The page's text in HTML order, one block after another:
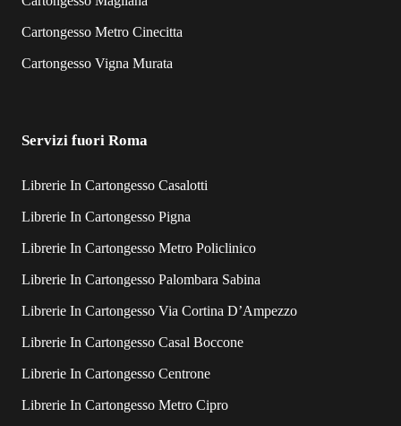
Cartongesso Metro Cinecitta
Cartongesso Vigna Murata
Servizi fuori Roma
Librerie In Cartongesso Casalotti
Librerie In Cartongesso Pigna
Librerie In Cartongesso Metro Policlinico
Librerie In Cartongesso Palombara Sabina
Librerie In Cartongesso Via Cortina D’Ampezzo
Librerie In Cartongesso Casal Boccone
Librerie In Cartongesso Centrone
Librerie In Cartongesso Metro Cipro